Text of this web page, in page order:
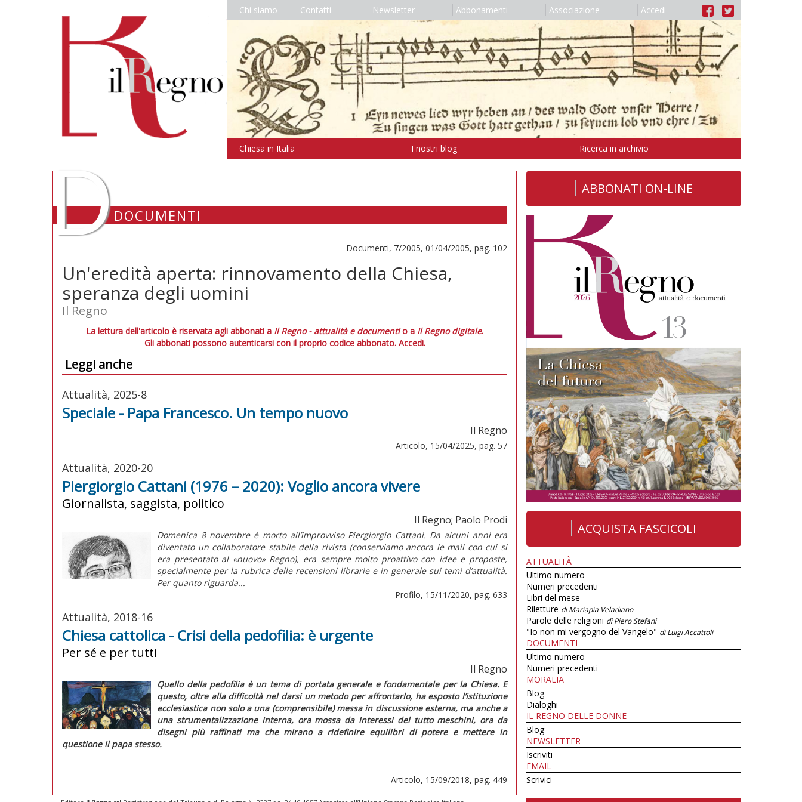
Chi siamo Contatti Newsletter Abbonamenti Associazione Accedi
Chiesa in Italia I nostri blog Ricerca in archivio
DDOCUMENTI
Documenti, 7/2005, 01/04/2005, pag. 102
Un'eredità aperta: rinnovamento della Chiesa,
speranza degli uomini
Il Regno
La lettura dell'articolo è riservata agli abbonati a Il Regno - attualità e documentio a Il Regno digitale.
Gli abbonati possono autenticarsi con il proprio codice abbonato. Accedi.
Leggi anche
Attualità, 2025-8
Speciale - Papa Francesco. Un tempo nuovo
Il Regno
Articolo, 15/04/2025, pag. 57
Attualità, 2020-20
Piergiorgio Cattani (1976 – 2020): Voglio ancora vivere
Giornalista, saggista, politico
Il Regno; Paolo Prodi
Domenica 8 novembre è morto all’improvviso Piergiorgio Cattani. Da alcuni anni era
diventato un collaboratore stabile della rivista (conserviamo ancora le mail con cui si
era presentato al «nuovo» Regno), era sempre molto proattivo con idee e proposte,
specialmente per la rubrica delle recensioni librarie e in generale sui temi d’attualità.
Per quanto riguarda...
Profilo, 15/11/2020, pag. 633
Attualità, 2018-16
Chiesa cattolica - Crisi della pedofilia: è urgente
Per sé e per tutti
Il Regno
Quello della pedofilia è un tema di portata generale e fondamentale per la Chiesa. E
questo, oltre alla difficoltà nel darsi un metodo per affrontarlo, ha esposto l’istituzione
ecclesiastica non solo a una (comprensibile) messa in discussione esterna, ma anche a
una strumentalizzazione interna, ora mossa da interessi del tutto meschini, ora da
disegni più raffinati ma che mirano a ridefinire equilibri di potere e mettere in
questione il papa stesso.
Articolo, 15/09/2018, pag. 449
ABBONATI ON-LINE
ACQUISTA FASCICOLI
ATTUALITÀ
Ultimo numero
Numeri precedenti
Libri del mese
Riletture di Mariapia Veladiano
Parole delle religioni di Piero Stefani
"Io non mi vergogno del Vangelo" di Luigi Accattoli
DOCUMENTI
Ultimo numero
Numeri precedenti
MORALIA
Blog
Dialoghi
IL REGNO DELLE DONNE
Blog
NEWSLETTER
Iscriviti
EMAIL
Scrivici